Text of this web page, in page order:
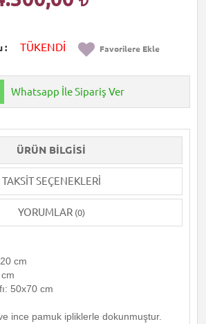
TÜKENDİ Favorilere Ekle
Whatsapp İle Sipariş Ver
ÜRÜN BILGISI
TAKSIT SEÇENEKLERI
YORUMLAR (0)
cm
50x70 cm
ve ince pamuk ipliklerle dokunmuştur.